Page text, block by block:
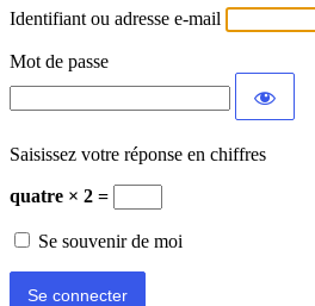
Identifiant ou adresse e-mail
Mot de passe
Saisissez votre réponse en chiffres
quatre × 2 =
Se souvenir de moi